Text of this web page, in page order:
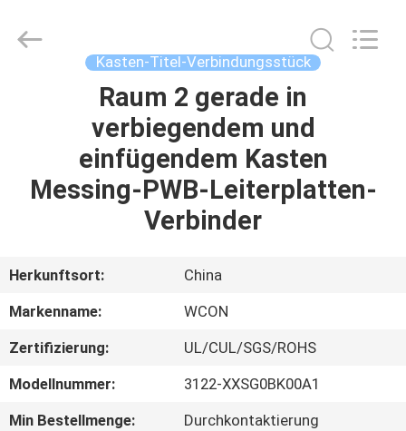
PRODUKTE
FABRIK-
QUALITÄTSKONTROLLE
Kasten-Titel-Verbindungsstück
Raum 2 gerade in
verbiegendem und
einfügendem Kasten
Messing-PWB-Leiterplatten-
Verbinder
Herkunftsort:
China
Markenname:
WCON
Zertifizierung:
UL/CUL/SGS/ROHS
Modellnummer:
3122-XXSG0BK00A1
Min Bestellmenge:
Durchkontaktierung